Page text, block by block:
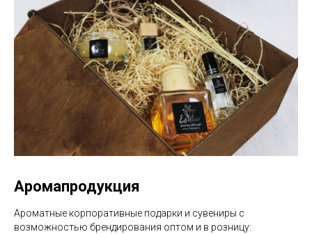
Аромапродукция
Ароматные корпоративные подарки и сувениры с
возможностью брендирования оптом и в розницу: